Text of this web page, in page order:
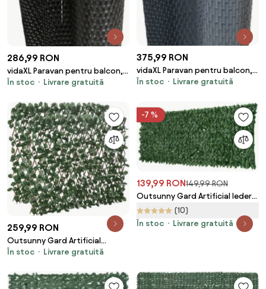
286,99 RON
vidaXL Paravan pentru balcon,
negru, 400x90 cm, poliratan
În stoc Livrare gratuită
375,99 RON
vidaXL Paravan pentru balcon,
antracit, 600x80 cm, poliratan
În stoc Livrare gratuită
259,99 RON
Outsunny Gard Artificial
Extensibil cu 2 Secțiuni din
Verde | Aosom Romania
În stoc Livrare gratuită
-7 %
139,99 RON149,99 RON
Outsunny Gard Artificial Iederă
PE Anti-UV pentru Intimitate și
Decor Verde Închis 300x100cm |
(10)
În stoc
Livrare gratuită